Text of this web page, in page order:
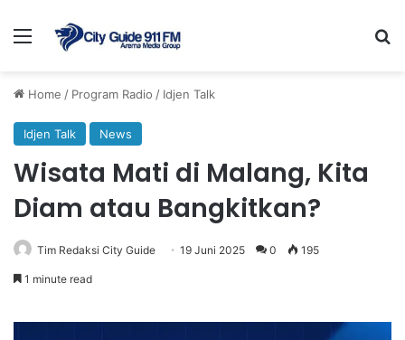
Menu
Home / Program Radio / Idjen Talk
Idjen Talk News
Wisata Mati di Malang, Kita
Diam atau Bangkitkan?
Tim Redaksi City Guide 19 Juni 2025 0 195
1 minute read